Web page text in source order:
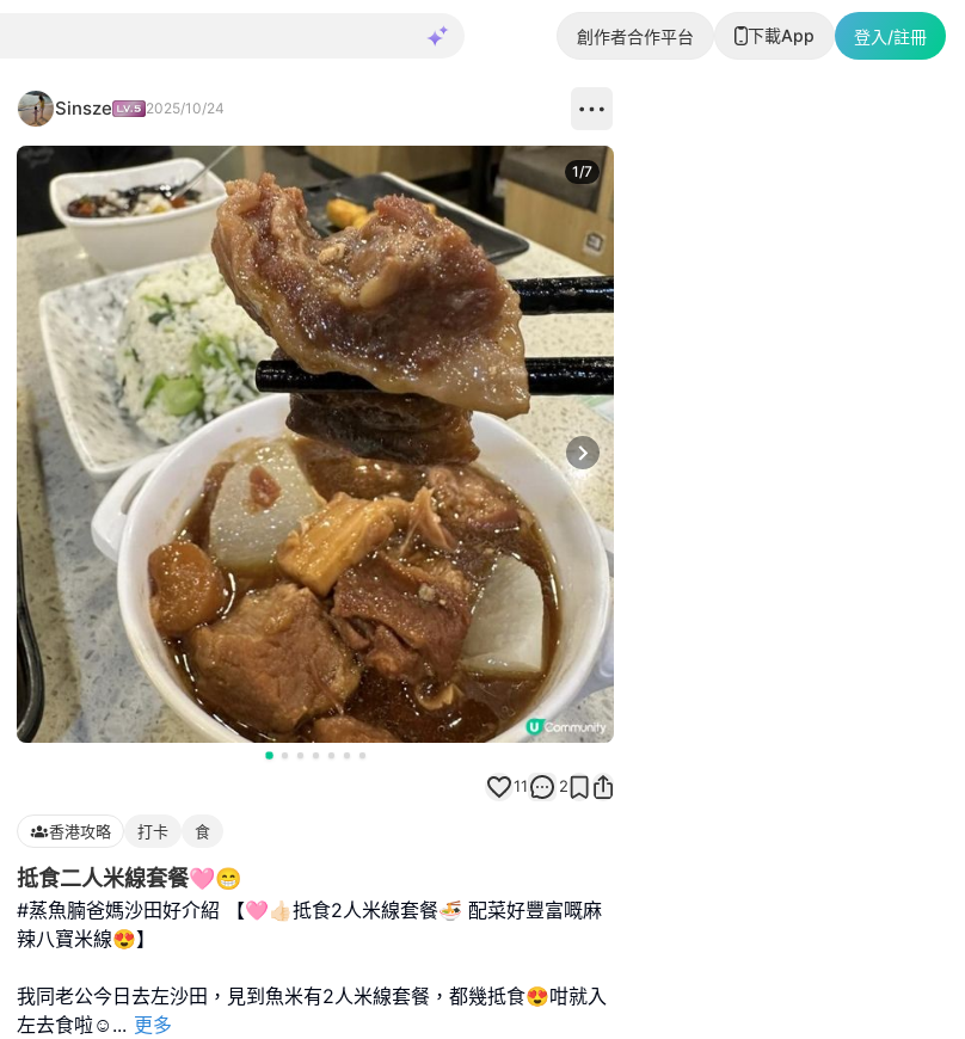
創作者合作平台 下載App 登入/註冊
Sinsze 2025/10/24
Next slide
1/7
11 2
香港攻略 打卡 食
抵食二人米線套餐🩷😁
#蒸魚腩爸媽沙田好介紹 【🩷👍🏻抵食2人米線套餐🍜 配菜好豐富嘅麻
辣八寶米線😍】
我同老公今日去左沙田，見到魚米有2人米線套餐，都幾抵食😍咁就入
左去食啦☺️ ... 更多